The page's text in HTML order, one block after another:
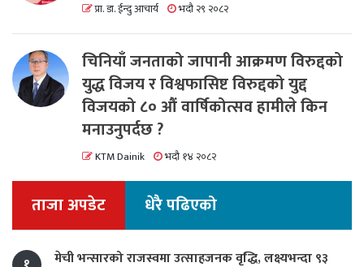
प्रा. डा. ईन्दु आचार्य भदौ २९ २०८२
चिनियाँ जनताको जापानी आक्रमण विरुद्दको
युद्ध विजय र विश्वफासिष्ट विरुद्दको युद्द
विजयको ८० औं वार्षिकोत्सव हामीले किन
मनाउनुपर्दछ ?
KTM Dainik भदौ १४ २०८२
ताजा अपडेट धेरै पढिएको
मेची भन्सारको राजस्वमा उत्साहजनक वृद्धि, लक्ष्यभन्दा ९३